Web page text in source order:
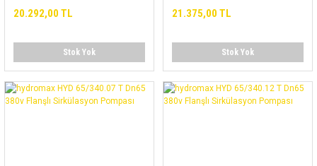
20.292,00 TL
Stok Yok
21.375,00 TL
Stok Yok